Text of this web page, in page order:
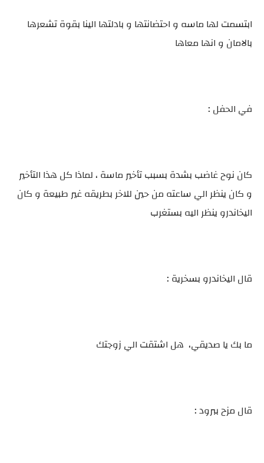
ابتسمت لها ماسه و احتضانتها و بادلتها الينا بقوة تشعرها
بالامان و انها معاها
في الحفل :
كان نوح غاضب بشدة بسبب تأخير ماسة ، لماذا كل هذا التأخير
و كان ينظر الي ساعته من حين للاخر بطريقه غير طبيعة و كان
اليخاندرو ينظر اليه بستغرب
قال اليخاندرو بسخرية :
ما بك يا صديقي، هل اشتقت الي زوجتك
قال مزح ببرود :